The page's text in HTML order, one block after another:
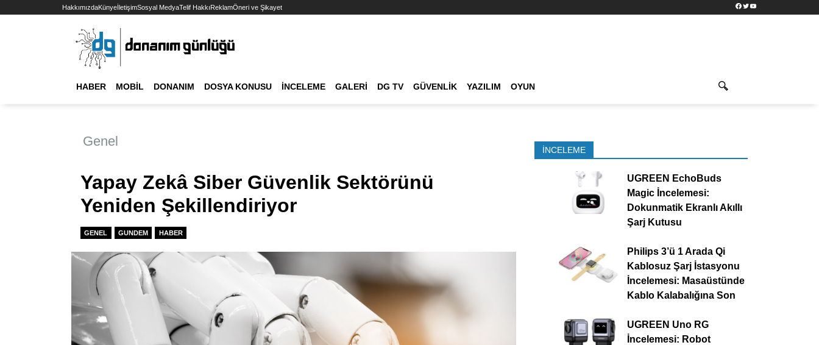
HakkımızdaKünyeİletişimSosyal MedyaTelif HakkıReklamÖneri ve Şikayet Facebook
TwitterYouTube
HABER MOBIL DONANIM DOSYA KONUSU İNCELEME GALERI DG TV GÜVENLIK YAZILIM OYUN
Genel
Yapay Zekâ Siber Güvenlik Sektörünü
Yeniden Şekillendiriyor
GENEL GUNDEM HABER
İNCELEME
UGREEN EchoBuds
Magic İncelemesi:
Dokunmatik Ekranlı Akıllı
Şarj Kutusu
Philips 3’ü 1 Arada Qi
Kablosuz Şarj İstasyonu
İncelemesi: Masaüstünde
Kablo Kalabalığına Son
UGREEN Uno RG
İncelemesi: Robot